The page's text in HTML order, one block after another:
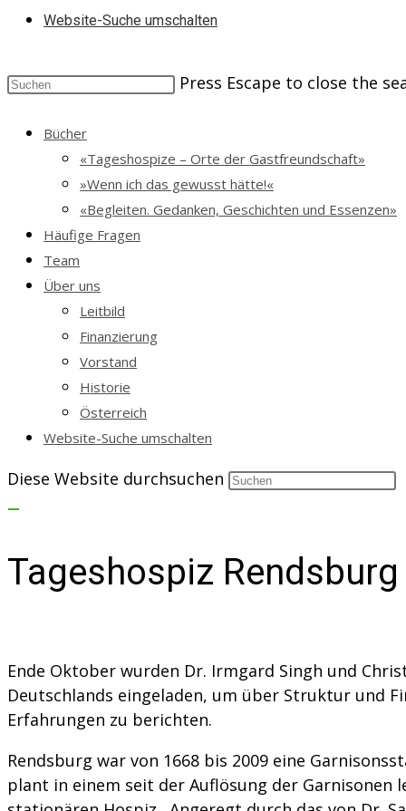
Website-Suche umschalten
Press Escape to close the
Bücher
«Tageshospize – Orte der Gastfreundschaft»
»Wenn ich das gewusst hätte!«
«Begleiten. Gedanken, Geschichten und Essenzen»
Häufige Fragen
Team
Über uns
Leitbild
Finanzierung
Vorstand
Historie
Österreich
Website-Suche umschalten
Diese Website durchsuchen
Tageshospiz Rendsburg
Ende Oktober wurden Dr. Irmgard Singh und
Deutschlands eingeladen, um über Struktur und
Erfahrungen zu berichten.
Rendsburg war von 1668 bis 2009 eine
plant in einem seit der Auflösung der Garnisonen